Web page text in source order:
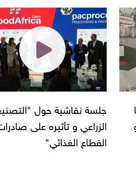
مسئول التسويق
ماكستيلا: فوود أفريكا
رائدة لأصحاب الشركات